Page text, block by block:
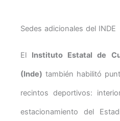
Sedes adicionales del INDE
El Instituto Estatal de
(Inde) también habilitó
recintos deportivos:
estacionamiento del